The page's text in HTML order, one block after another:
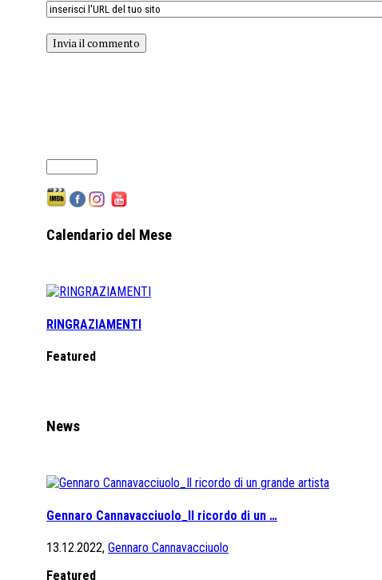
Calendario del Mese
RINGRAZIAMENTI
Featured
News
Gennaro Cannavacciuolo_Il ricordo di un …
13.12.2022, Gennaro Cannavacciuolo
Featured